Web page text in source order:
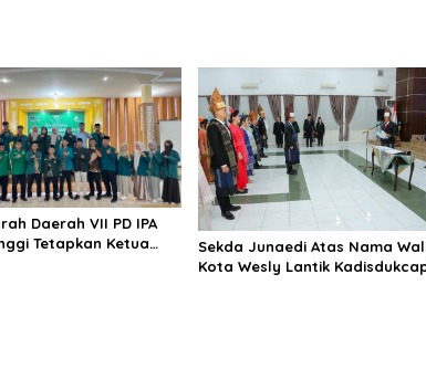
Daerah VII PD IPA
Tetapkan Ketua
Sekda Junaedi Atas Nama
Kota Wesly Lantik